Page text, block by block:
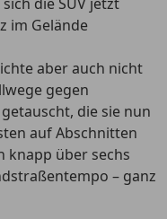
im Gelände
aber auch nicht
gegen
die sie nun
auf Abschnitten
knapp über sechs
– ganz